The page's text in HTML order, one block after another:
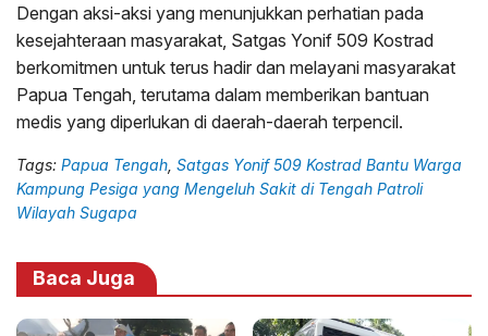
Dengan aksi-aksi yang menunjukkan perhatian pada
kesejahteraan masyarakat, Satgas Yonif 509 Kostrad
berkomitmen untuk terus hadir dan melayani masyarakat
Papua Tengah, terutama dalam memberikan bantuan
medis yang diperlukan di daerah-daerah terpencil.
Tags: Papua Tengah Satgas Yonif 509 Kostrad Bantu Warga
Kampung Pesiga yang Mengeluh Sakit di Tengah Patroli
Wilayah Sugapa
Baca Juga